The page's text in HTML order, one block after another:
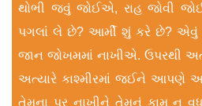
થોભી જવું જોઈએ, રાહ જોવી
પગલાં લે છે? આર્મી શું કરે છે?
જાન જોખમમાં નાખીએ. ઉપરથી
અત્યારે કાશ્મીરમાં જઈને આપણે
તેમના પર નાખીને તેમનું કામ ન